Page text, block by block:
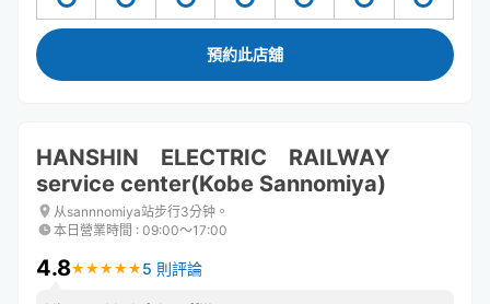
預約此店舖
HANSHIN ELECTRIC RAILWAY
service center(Kobe Sannomiya)
从sannnomiya站步行3分钟。
本日營業時間 : 09:00〜17:00
4.8★ ★ ★ ★ ★
★ ★ ★ ★ ★ 5 則評論